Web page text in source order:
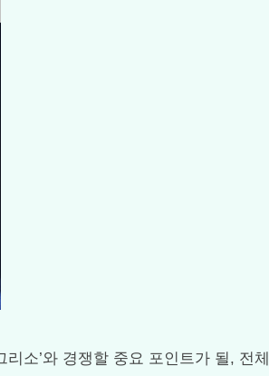
소’와 경쟁할 중요 포인트가 될,